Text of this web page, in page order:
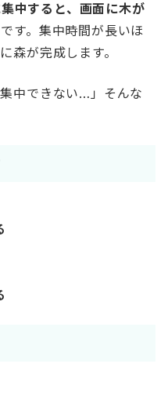
中すると、画面に木が
す。集中時間が長いほ
森が完成します。
中できない…」そんな